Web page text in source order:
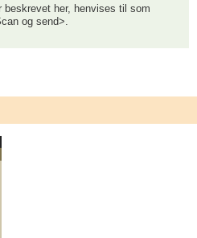
her, henvises til som
og send>.